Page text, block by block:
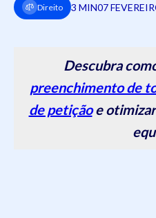
Direito 3 MIN07
Descubra
preenchimento de
de petiçãoe otimizar